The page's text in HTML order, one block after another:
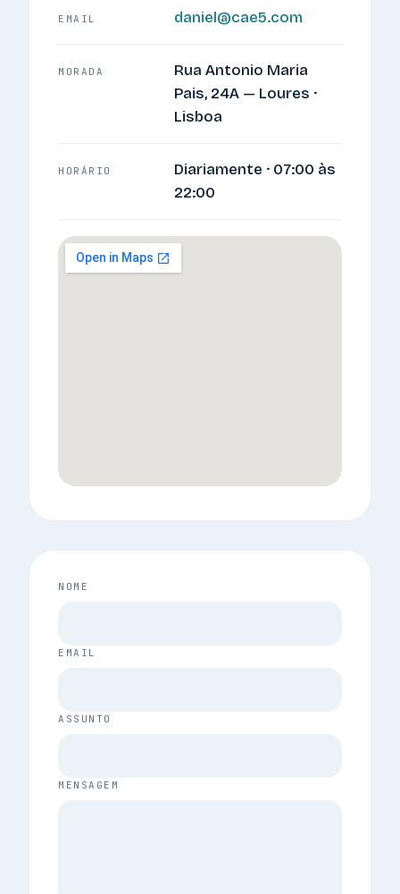
EMAIL daniel@cae5.com
MORADA
Rua Antonio Maria
Pais, 24A — Loures ·
Lisboa
HORÁRIO
Diariamente · 07:00 às
22:00
NOME
EMAIL
ASSUNTO
MENSAGEM